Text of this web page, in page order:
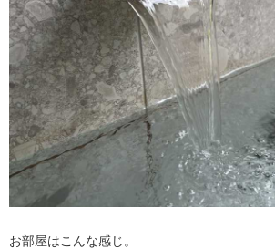
お部屋はこんな感じ。